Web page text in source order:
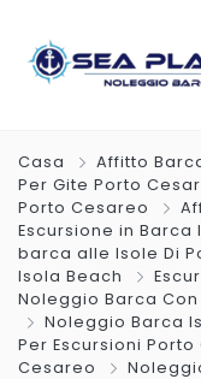
Casa Affitto
Per Gite Porto
Porto Cesareo
Escursione in Barca
barca alle Isole Di
Isola Beach
Noleggio Barca
Noleggio Barca
Per Escursioni
Cesareo